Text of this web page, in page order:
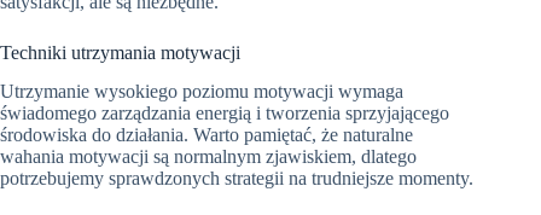
Techniki utrzymania motywacji
Utrzymanie wysokiego poziomu motywacji wymaga
świadomego zarządzania energią i tworzenia sprzyjającego
środowiska do działania. Warto pamiętać, że naturalne
wahania motywacji są normalnym zjawiskiem, dlatego
potrzebujemy sprawdzonych strategii na trudniejsze momenty.